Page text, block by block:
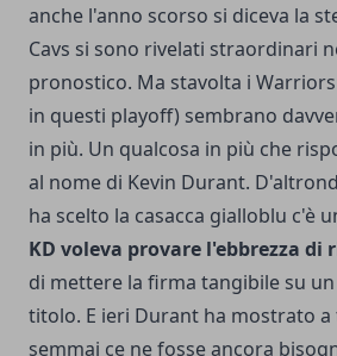
anche l'anno scorso si diceva la
Cavs si sono rivelati straordinari
pronostico. Ma stavolta i
in questi playoff) sembrano
in più. Un qualcosa in più che
al nome di Kevin Durant.
ha scelto la casacca gialloblu c'è
KD voleva provare l'ebbrezza di
di mettere la firma tangibile su un
titolo. E ieri Durant ha mostrato
semmai ce ne fosse ancora